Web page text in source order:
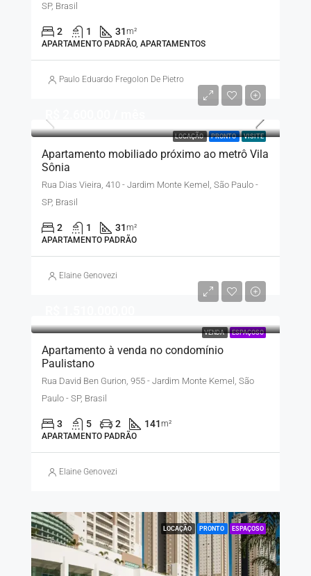
SP, Brasil
2 1 31m²
APARTAMENTO PADRÃO, APARTAMENTOS
Paulo Eduardo Fregolon De Pietro
LOCAÇÃO PRONTO VISITE
Apartamento mobiliado próximo ao metrô Vila
Sônia
Rua Dias Vieira, 410 - Jardim Monte Kemel, São Paulo -
SP, Brasil
2 1 31m²
APARTAMENTO PADRÃO
Elaine Genovezi
VENDA ESPAÇOSO
Apartamento à venda no condomínio
Paulistano
Rua David Ben Gurion, 955 - Jardim Monte Kemel, São
Paulo - SP, Brasil
3 5 2 141m²
APARTAMENTO PADRÃO
Elaine Genovezi
LOCAÇÃO PRONTO ESPAÇOSO